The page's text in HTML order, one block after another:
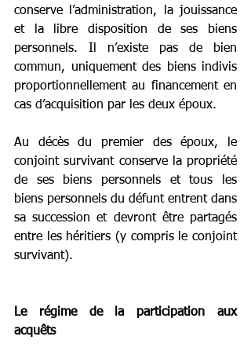
conserve l’administration, la jouissance
et la libre disposition de ses biens
personnels. Il n’existe pas de bien
commun, uniquement des biens indivis
proportionnellement au financement en
cas d’acquisition par les deux époux.
Au décès du premier des époux, le
conjoint survivant conserve la propriété
de ses biens personnels et tous les
biens personnels du défunt entrent dans
sa succession et devront être partagés
entre les héritiers (y compris le conjoint
survivant).
Le régime de la participation aux
acquêts